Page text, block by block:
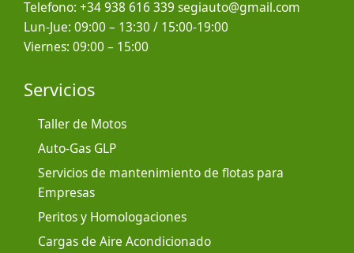
Telefono: +34 938 616 339 segiauto@gmail.com
Lun-Jue: 09:00 – 13:30 / 15:00-19:00
Viernes: 09:00 – 15:00
Servicios
Taller de Motos
Auto-Gas GLP
Servicios de mantenimiento de flotas para
Empresas
Peritos y Homologaciones
Cargas de Aire Acondicionado